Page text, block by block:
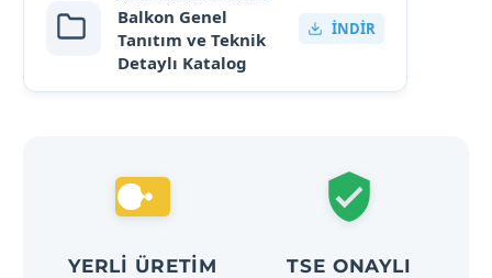
Balkon Genel
Tanıtım ve Teknik
Detaylı Katalog
İNDIR
YERLI ÜRETIM TSE ONAYLI